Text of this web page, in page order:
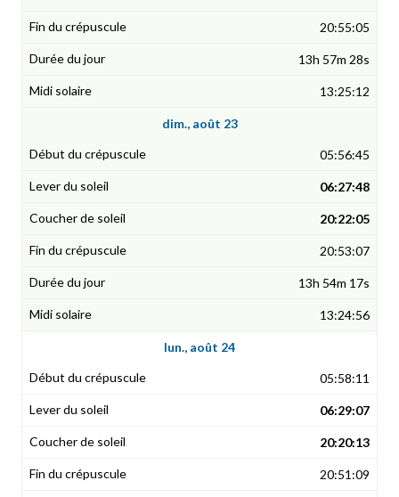
20:55:05
13h 57m 28s
13:25:12
dim., août 23
05:56:45
06:27:48
20:22:05
20:53:07
13h 54m 17s
13:24:56
lun., août 24
05:58:11
06:29:07
20:20:13
20:51:09